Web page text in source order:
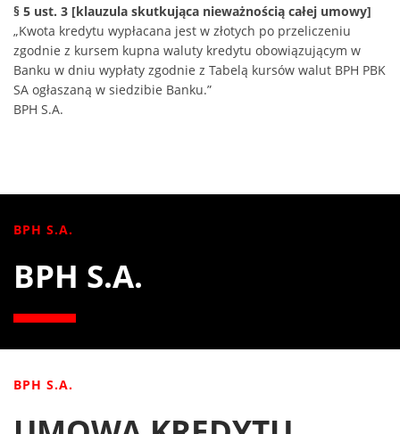
§ 5 ust. 3 [klauzula skutkująca nieważnością całej umowy]
„Kwota kredytu wypłacana jest w złotych po przeliczeniu
zgodnie z kursem kupna waluty kredytu obowiązującym w
Banku w dniu wypłaty zgodnie z Tabelą kursów walut BPH PBK
SA ogłaszaną w siedzibie Banku.”
BPH S.A.
BPH S.A.
BPH S.A.
BPH S.A.